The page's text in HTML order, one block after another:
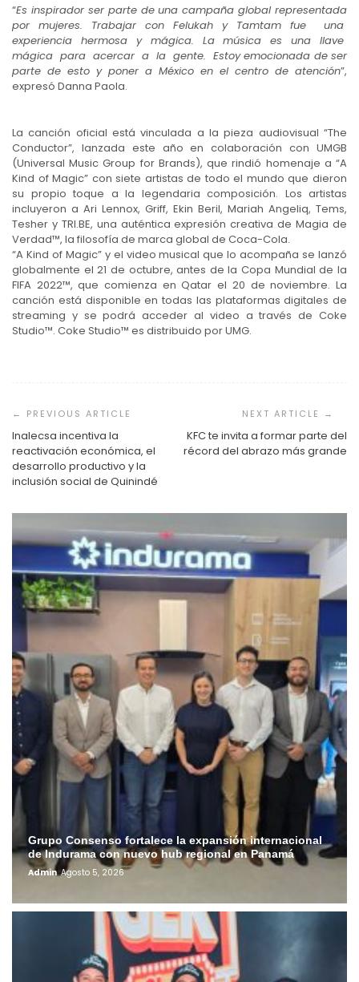
“Es inspirador ser parte de una campaña global representada
por mujeres. Trabajar con Felukah y Tamtam fue una
experiencia hermosa y mágica. La música es una llave
mágica para acercar a la gente. Estoy emocionada de ser
parte de esto y poner a México en el centro de atención”,
expresó Danna Paola.
La canción oficial está vinculada a la pieza audiovisual “The
Conductor”, lanzada este año en colaboración con UMGB
(Universal Music Group for Brands), que rindió homenaje a “A
Kind of Magic” con siete artistas de todo el mundo que dieron
su propio toque a la legendaria composición. Los artistas
incluyeron a Ari Lennox, Griff, Ekin Beril, Mariah Angeliq, Tems,
Tesher y TRI.BE, una auténtica expresión creativa de Magia de
Verdad™, la filosofía de marca global de Coca-Cola.
“A Kind of Magic” y el video musical que lo acompaña se lanzó
globalmente el 21 de octubre, antes de la Copa Mundial de la
FIFA 2022™, que comienza en Qatar el 20 de noviembre. La
canción está disponible en todas las plataformas digitales de
streaming y se podrá acceder al video a través de Coke
Studio™. Coke Studio™ es distribuido por UMG.
de
entradas
Inalecsa incentiva la
reactivación económica, el
desarrollo productivo y la
inclusión social de Quinindé
KFC te invita a formar parte del
récord del abrazo más grande
Grupo Consenso fortalece la expansión internacional
de Indurama con nuevo hub regional en Panamá
Admin Agosto 5, 2026